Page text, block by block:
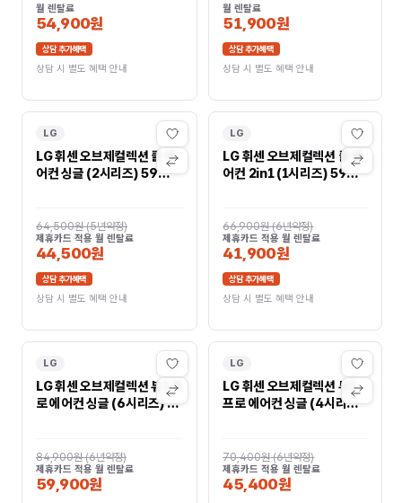
월 렌탈료
54,900원
상담 추가혜택
상담 시 별도 혜택 안내
월 렌탈료
51,900원
상담 추가혜택
상담 시 별도 혜택 안내
LG
LG 휘센 오브제컬렉션 쿨 에
어컨 싱글 (2시리즈) 59㎡
64,500원(5년약정)
제휴카드 적용 월 렌탈료
44,500원
상담 추가혜택
상담 시 별도 혜택 안내
LG
LG 휘센 오브제컬렉션 쿨 에
어컨 2in1 (1시리즈) 59㎡
66,900원(6년약정)
제휴카드 적용 월 렌탈료
41,900원
상담 추가혜택
상담 시 별도 혜택 안내
LG
LG 휘센 오브제컬렉션 뷰I 프
로 에어컨 싱글 (6시리즈) 72
84,900원(6년약정)
제휴카드 적용 월 렌탈료
59,900원
LG
LG 휘센 오브제컬렉션 뷰I
프로 에어컨 싱글 (4시리즈)
70,400원(6년약정)
제휴카드 적용 월 렌탈료
45,400원